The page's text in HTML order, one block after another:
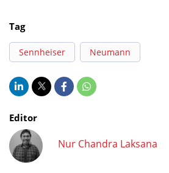
Tag
Sennheiser Neumann
Editor
Nur Chandra Laksana